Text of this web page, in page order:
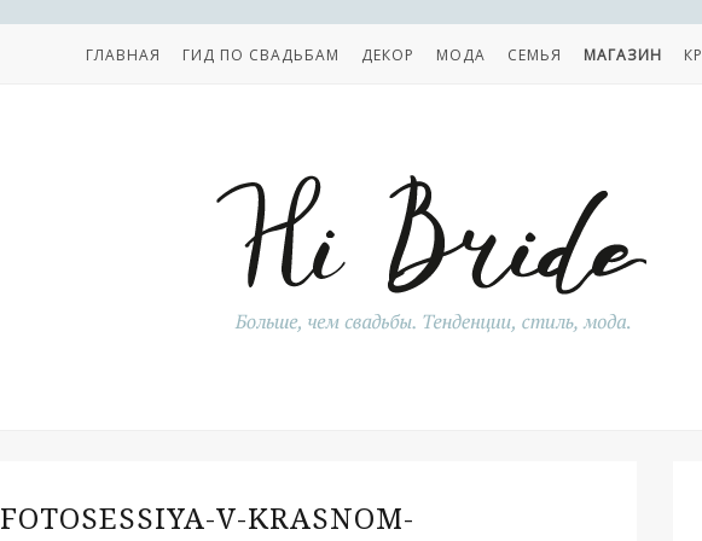
ГЛАВНАЯ ГИД ПО СВАДЬБАМ ДЕКОР МОДА СЕМЬЯ МАГАЗИН
FOTOSESSIYA-V-KRASNOM-